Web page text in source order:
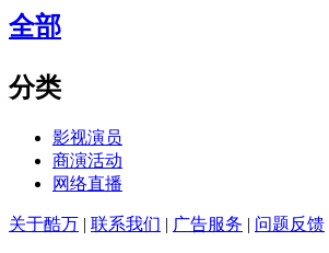
全部
分类
影视演员
商演活动
网络直播
关于酷万 | 联系我们 | 广告服务 | 问题反馈